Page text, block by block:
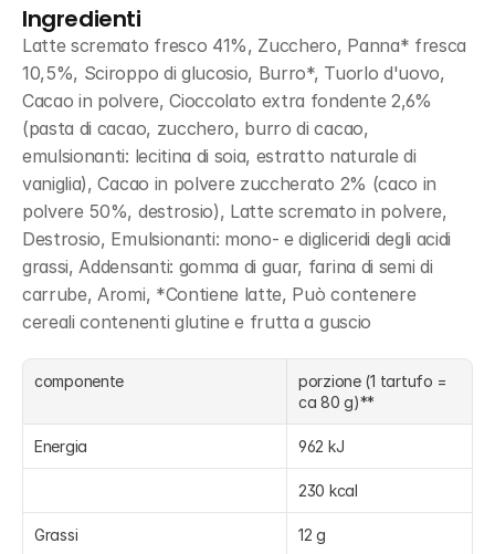
Ingredienti
Latte scremato fresco 41%, Zucchero, Panna* fresca
10,5%, Sciroppo di glucosio, Burro*, Tuorlo d'uovo,
Cacao in polvere, Cioccolato extra fondente 2,6%
(pasta di cacao, zucchero, burro di cacao,
emulsionanti: lecitina di soia, estratto naturale di
vaniglia), Cacao in polvere zuccherato 2% (caco in
polvere 50%, destrosio), Latte scremato in polvere,
Destrosio, Emulsionanti: mono- e digliceridi degli acidi
grassi, Addensanti: gomma di guar, farina di semi di
carrube, Aromi, *Contiene latte, Può contenere
cereali contenenti glutine e frutta a guscio
componente
porzione (1 tartufo =
ca 80 g)**
Energia 962 kJ
230 kcal
Grassi 12 g